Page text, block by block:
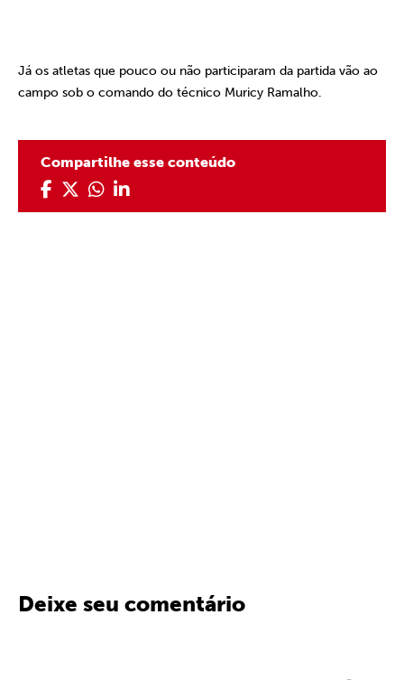
Já os atletas que pouco ou não participaram da partida vão ao
campo sob o comando do técnico Muricy Ramalho.
Compartilhe esse conteúdo
Deixe seu comentário